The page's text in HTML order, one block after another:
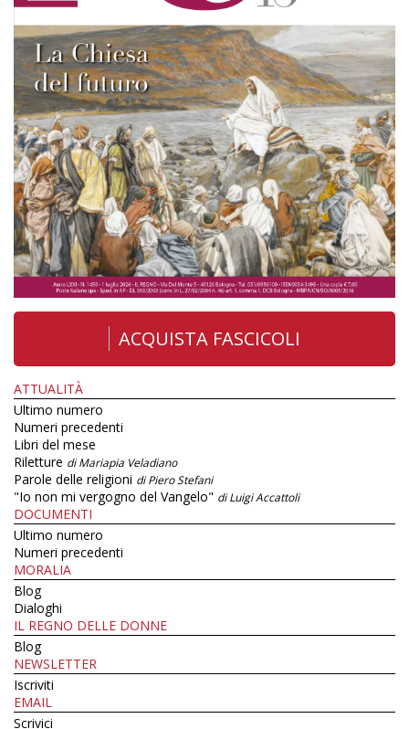
ACQUISTA FASCICOLI
ATTUALITÀ
Ultimo numero
Numeri precedenti
Libri del mese
Riletture di Mariapia Veladiano
Parole delle religioni di Piero Stefani
"Io non mi vergogno del Vangelo" di Luigi Accattoli
DOCUMENTI
Ultimo numero
Numeri precedenti
MORALIA
Blog
Dialoghi
IL REGNO DELLE DONNE
Blog
NEWSLETTER
Iscriviti
EMAIL
Scrivici